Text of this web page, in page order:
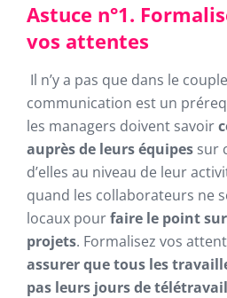
Astuce n°1.
vos attentes
Il n’y a pas que dans le
communication est un
les managers doivent savoir
auprès de leurs équipes sur
d’elles au niveau de leur
quand les collaborateurs ne
locaux pourfaire le point sur
projets. Formalisez vos
assurer que tous les
pas leurs jours de